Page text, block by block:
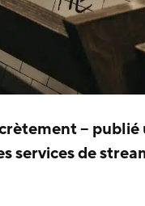
– publié
services de